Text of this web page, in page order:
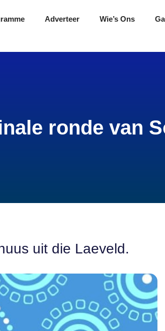
Adverteer Wie’s Ons
ronde van
uit die Laeveld.